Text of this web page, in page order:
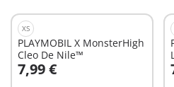
XS
PLAYMOBIL X MonsterHigh
Cleo De Nile™
7,99 €
Au panier